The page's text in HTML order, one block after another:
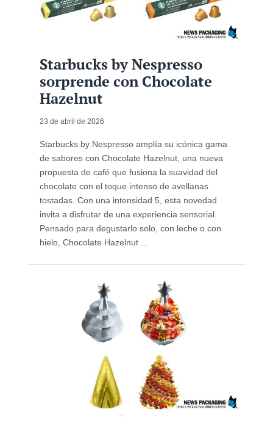
Starbucks by Nespresso
sorprende con Chocolate
Hazelnut
23 de abril de 2026
Starbucks by Nespresso amplía su icónica gama
de sabores con Chocolate Hazelnut, una nueva
propuesta de café que fusiona la suavidad del
chocolate con el toque intenso de avellanas
tostadas. Con una intensidad 5, esta novedad
invita a disfrutar de una experiencia sensorial.
Pensado para degustarlo solo, con leche o con
hielo, Chocolate Hazelnut ...